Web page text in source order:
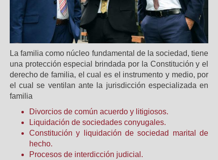
La familia como núcleo fundamental de la sociedad, tiene
una protección especial brindada por la Constitución y el
derecho de familia, el cual es el instrumento y medio, por
el cual se ventilan ante la jurisdicción especializada en
familia
Divorcios de común acuerdo y litigiosos.
Liquidación de sociedades conyugales.
Constitución y liquidación de sociedad marital de
hecho.
Procesos de interdicción judicial.